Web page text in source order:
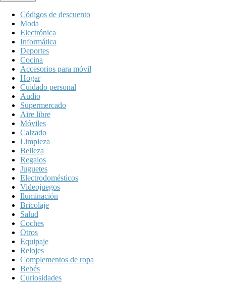
Códigos de descuento
Moda
Electrónica
Informática
Deportes
Cocina
Accesorios para móvil
Hogar
Cuidado personal
Audio
Supermercado
Aire libre
Móviles
Calzado
Limpieza
Belleza
Regalos
Juguetes
Electrodomésticos
Videojuegos
Iluminación
Bricolaje
Salud
Coches
Otros
Equipaje
Relojes
Complementos de ropa
Bebés
Curiosidades